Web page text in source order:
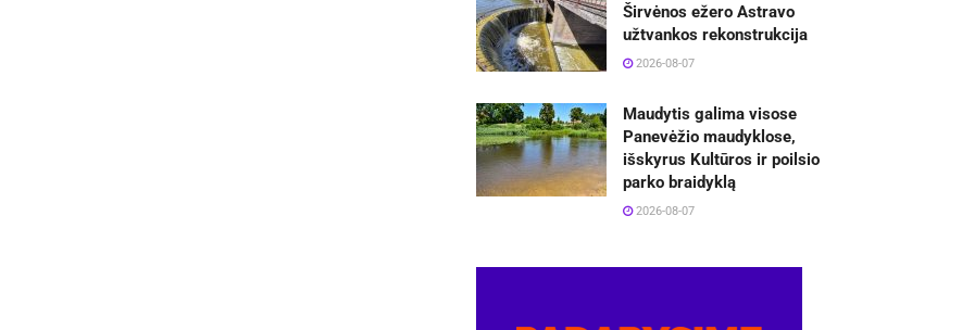
Širvėnos ežero Astravo
užtvankos rekonstrukcija
2026-08-07
Maudytis galima visose
Panevėžio maudyklose,
išskyrus Kultūros ir poilsio
parko braidyklą
2026-08-07